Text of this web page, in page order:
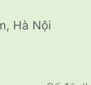
Hà Nội